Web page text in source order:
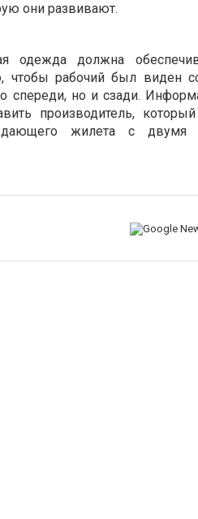
они развивают.
одежда должна
рабочий был виден
спереди, но и сзади.
производитель,
жилета с двумя